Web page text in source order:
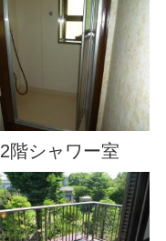
2階シャワー室